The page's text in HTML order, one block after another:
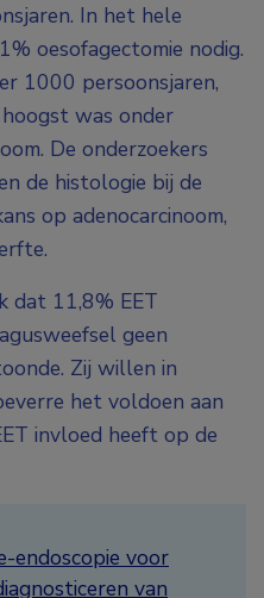
In het hele
oesofagectomie nodig.
1000 persoonsjaren,
was onder
De onderzoekers
de histologie bij de
op adenocarcinoom,
dat 11,8% EET
geen
Zij willen in
het voldoen aan
invloed heeft op de
endoscopie voor
van